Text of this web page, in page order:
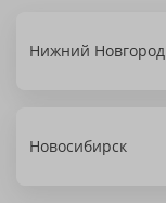
Нижний Новгород
Новосибирск